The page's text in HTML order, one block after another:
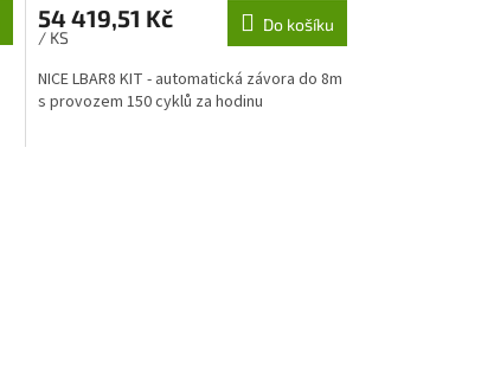
54 419,51 Kč
/ KS
Do košíku
NICE LBAR8 KIT - automatická závora do 8m
s provozem 150 cyklů za hodinu